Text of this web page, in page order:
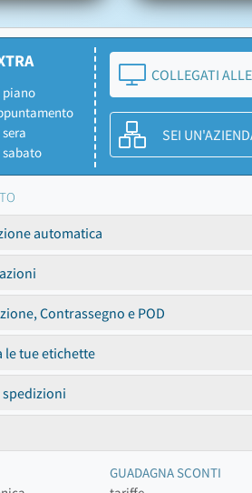
piano
sabato
COLLEGATI
SEI
automatica
Contrassegno e POD
le tue etichette
spedizioni
GUADAGNA SCONTI